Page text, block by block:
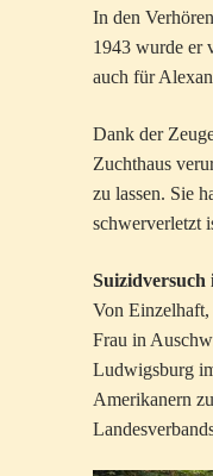
In den
1943 wurde er
auch für
Dank der
Zuchthaus
zu lassen. Sie
schwerverletzt
Suizidversuch
Von Einzelhaft,
Frau in
Ludwigsburg
Amerikanern